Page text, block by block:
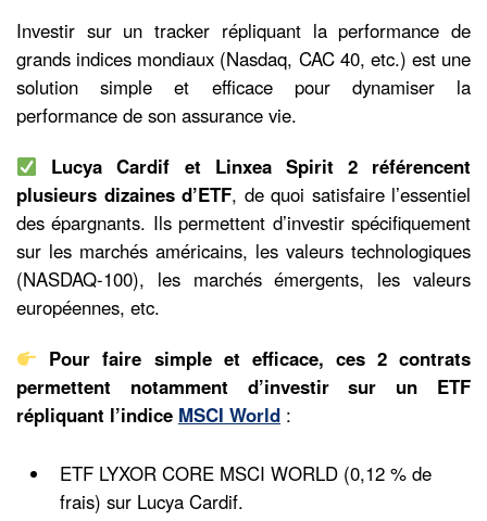
Investir sur un tracker répliquant la performance de
grands indices mondiaux (Nasdaq, CAC 40, etc.) est une
solution simple et efficace pour dynamiser la
performance de son assurance vie.
Lucya Cardif et Linxea Spirit 2 référencent
plusieurs dizaines d’ETF, de quoi satisfaire l’essentiel
des épargnants. Ils permettent d’investir spécifiquement
sur les marchés américains, les valeurs technologiques
(NASDAQ-100), les marchés émergents, les valeurs
européennes, etc.
Pour faire simple et efficace, ces 2 contrats
permettent notamment d’investir sur un ETF
répliquant l’indice MSCI World :
ETF LYXOR CORE MSCI WORLD (0,12 % de
frais) sur Lucya Cardif.